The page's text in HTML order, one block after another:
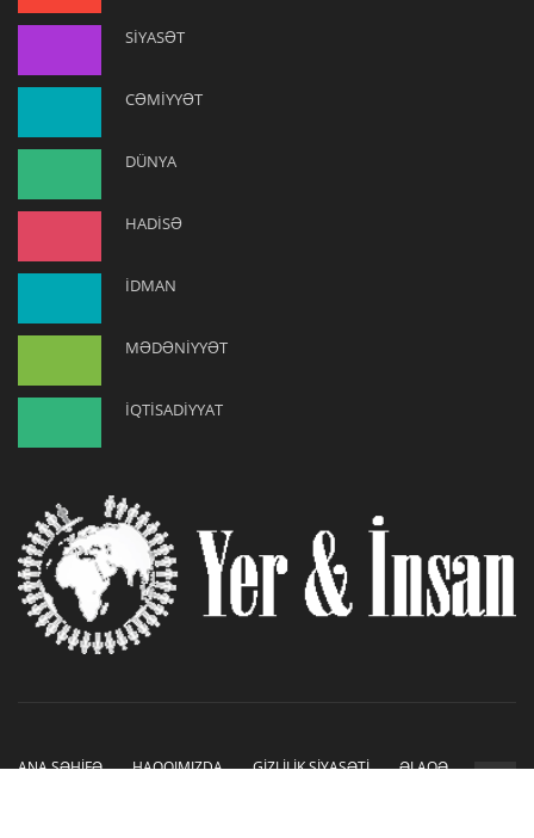
SİYASƏT
CƏMİYYƏT
DÜNYA
HADİSƏ
İDMAN
MƏDƏNİYYƏT
İQTİSADİYYAT
ANA SƏHİFƏ HAQQIMIZDA GİZLİLİK SİYASƏTİ
ƏLAQƏ